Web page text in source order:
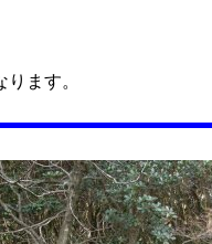
ます。